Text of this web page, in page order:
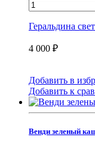
Геральдина
4 000 ₽
Добавить в
Добавить к
Венди зеленый